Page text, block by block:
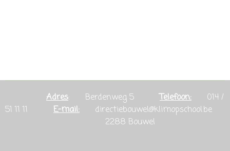
Adres: Berdenweg 5Telefoon: 014 /
51 11 11 E-mail: directiebouwel@klimopschool.be
2288 Bouwel